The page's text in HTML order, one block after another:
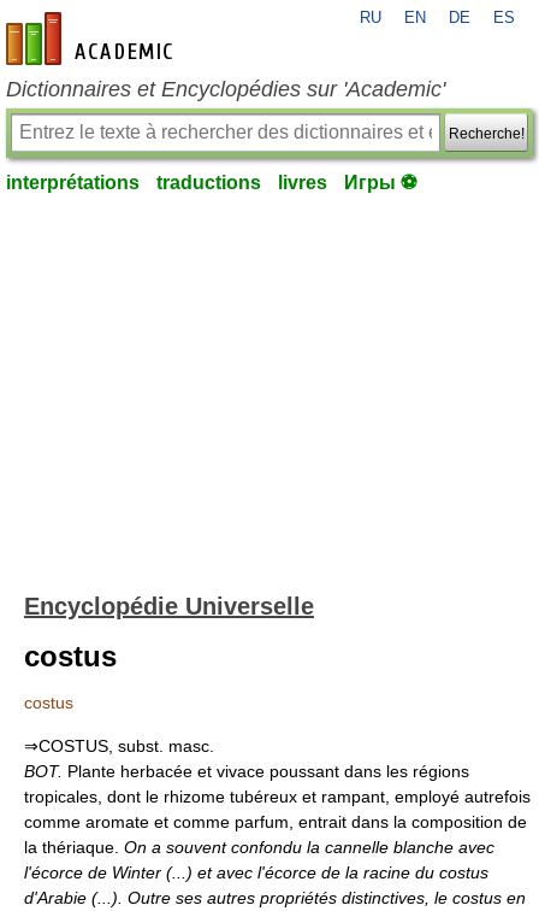
fr-academic.com
RU EN DE ES
Dictionnaires et Encyclopédies sur 'Academic'
Recherche!
interprétations traductions livres Игры ⚽
Encyclopédie Universelle
costus
costus
⇒COSTUS, subst. masc.
BOT. Plante herbacée et vivace poussant dans les régions
tropicales, dont le rhizome tubéreux et rampant, employé autrefois
comme aromate et comme parfum, entrait dans la composition de
la thériaque. On a souvent confondu la cannelle blanche avec
l'écorce de Winter (...) et avec l'écorce de la racine du costus
d'Arabie (...). Outre ses autres propriétés distinctives, le costus en